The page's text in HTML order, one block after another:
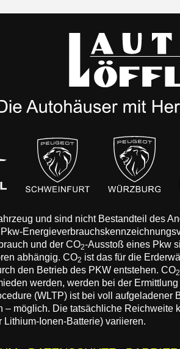
und sind nicht Bestandteil des
und der CO2-Ausstoß eines Pkw
abhängig. CO2 ist das für die
den Betrieb des PKW entstehen. CO2
werden, werden bei der
(WLTP) ist bei voll
möglich. Die tatsächliche
Ionen-Batterie) variieren.